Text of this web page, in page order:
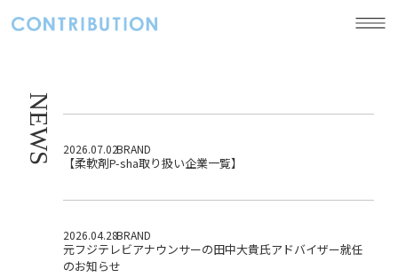
HOME
BRANDS
BUSINESS
NEWS
COMPANY
NEWS 2026.07.02BRAND
【柔軟剤P-sha取り扱い企業一覧】
2026.04.28BRAND
元フジテレビアナウンサーの田中大貴氏アドバイザー就任
のお知らせ